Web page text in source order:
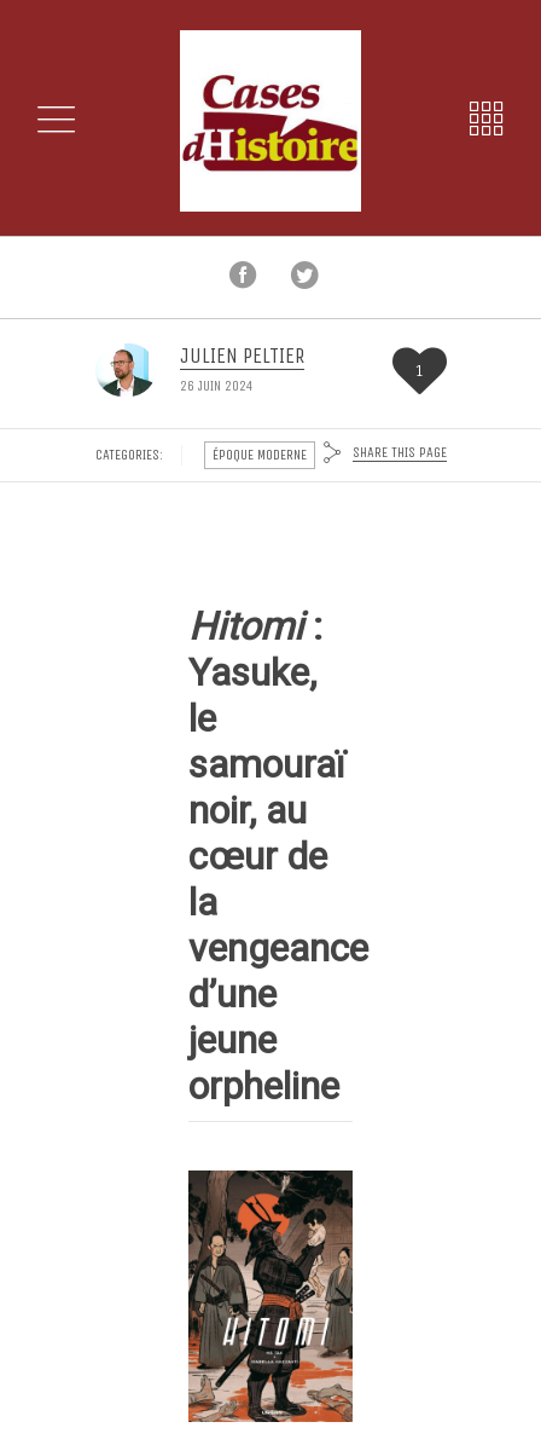
JULIEN PELTIER
26 JUIN 2024
1
CATEGORIES: ÉPOQUE MODERNE SHARE THIS PAGE
Hitomi:
Yasuke,
le
samouraï
noir, au
cœur de
la
vengeance
d’une
jeune
orpheline